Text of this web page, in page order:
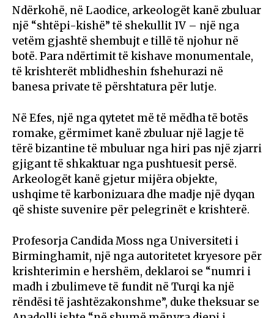
Ndërkohë, në Laodice, arkeologët kanë zbuluar
një “shtëpi-kishë” të shekullit IV – një nga
vetëm gjashtë shembujt e tillë të njohur në
botë. Para ndërtimit të kishave monumentale,
të krishterët mblidheshin fshehurazi në
banesa private të përshtatura për lutje.
Në Efes, një nga qytetet më të mëdha të botës
romake, gërmimet kanë zbuluar një lagje të
tërë bizantine të mbuluar nga hiri pas një zjarri
gjigant të shkaktuar nga pushtuesit persë.
Arkeologët kanë gjetur mijëra objekte,
ushqime të karbonizuara dhe madje një dyqan
që shiste suvenire për pelegrinët e krishterë.
Profesorja Candida Moss nga Universiteti i
Birminghamit, një nga autoritetet kryesore për
krishterimin e hershëm, deklaroi se “numri i
madh i zbulimeve të fundit në Turqi ka një
rëndësi të jashtëzakonshme”, duke theksuar se